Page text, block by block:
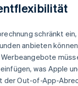
schränkt ein,
anbieten
was Apple
der Out-of-App-